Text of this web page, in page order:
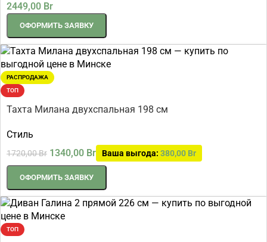
2449,00 Br
ОФОРМИТЬ ЗАЯВКУ
РАСПРОДАЖА
ТОП
Тахта Милана двухспальная 198 см
Стиль
1720,00Br 1340,00 Br Ваша выгода: 380,00 Br
ОФОРМИТЬ ЗАЯВКУ
ТОП